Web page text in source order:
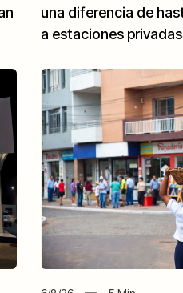
una diferencia de
a estaciones privadas